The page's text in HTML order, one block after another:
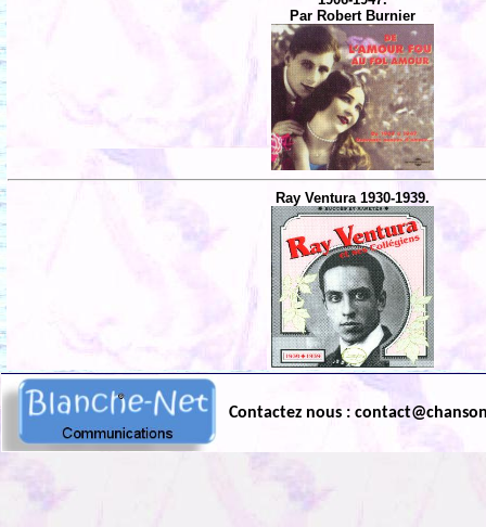
Par Robert Burnier
Ray Ventura 1930-1939.
Contactez nous :